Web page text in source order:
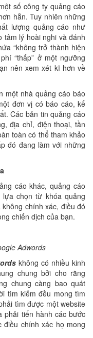
số công ty quảng cáo
hẳn. Tuy nhiên những
lượng quảng cáo như
tâm lý hoài nghi và đánh
“không trở thành hiện
“thấp” ở một ngưỡng
nên xem xét kĩ hơn về
nhà quảng cáo báo
đơn vị có báo cáo, kế
Các bản tin quảng cáo
địa chỉ, điện thoại, tần
toàn có thể tham khảo
đó đang làm với những
cáo khác, quảng cáo
chọn từ khóa quảng
chính xác, điều đó
chiến dịch của bạn.
Adwords
không có nhiều kinh
chung bởi cho rằng
chung càng bao quát
tìm kiếm đều mong tìm
tìm được một website
phải tiến hành các bước
chính xác họ mong